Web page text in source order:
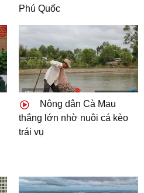
Phú Quốc
Nông dân Cà Mau
thắng lớn nhờ nuôi cá kèo
trái vụ